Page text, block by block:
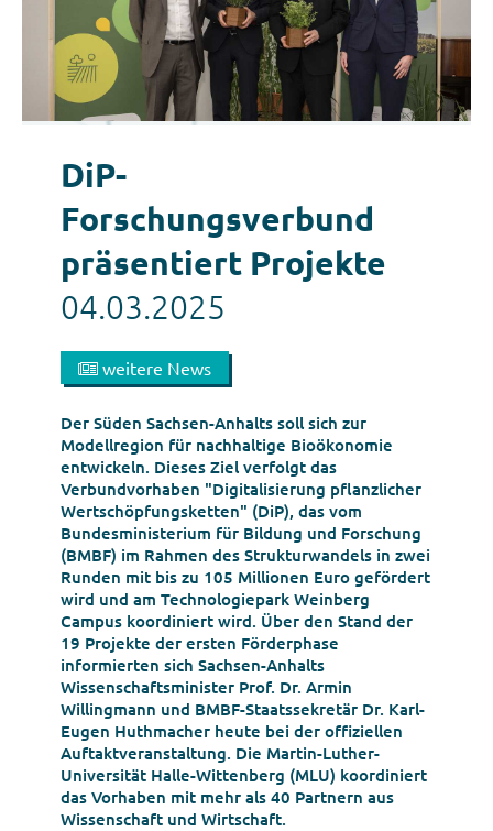
DiP-
Forschungsverbund
präsentiert Projekte
04.03.2025
weitere News
Der Süden Sachsen-Anhalts soll sich zur
Modellregion für nachhaltige Bioökonomie
entwickeln. Dieses Ziel verfolgt das
Verbundvorhaben "Digitalisierung pflanzlicher
Wertschöpfungsketten" (DiP), das vom
Bundesministerium für Bildung und Forschung
(BMBF) im Rahmen des Strukturwandels in zwei
Runden mit bis zu 105 Millionen Euro gefördert
wird und am Technologiepark Weinberg
Campus koordiniert wird. Über den Stand der
19 Projekte der ersten Förderphase
informierten sich Sachsen-Anhalts
Wissenschaftsminister Prof. Dr. Armin
Willingmann und BMBF-Staatssekretär Dr. Karl-
Eugen Huthmacher heute bei der offiziellen
Auftaktveranstaltung. Die Martin-Luther-
Universität Halle-Wittenberg (MLU) koordiniert
das Vorhaben mit mehr als 40 Partnern aus
Wissenschaft und Wirtschaft.